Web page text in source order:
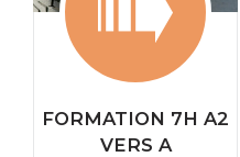
FORMATION 7H A2
VERS A